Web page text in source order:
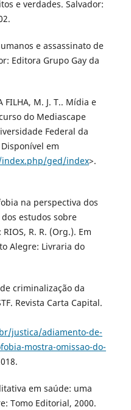
e verdades. Salvador:
e assassinato de
Editora Grupo Gay da
FILHA, M. J. T.. Mídia e
do Mediascape
Federal da
em
ged/index>.
na perspectiva dos
estudos sobre
R. R. (Org.). Em
Alegre: Livraria do
criminalização da
Revista Carta Capital.
justica/adiamento-de-
mostra-omissao-do-
em saúde: uma
Tomo Editorial, 2000.